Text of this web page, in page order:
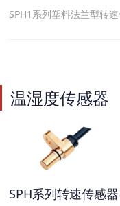
SPH1系列塑料法兰型转
温湿度传感器
SPH系列转速传感器